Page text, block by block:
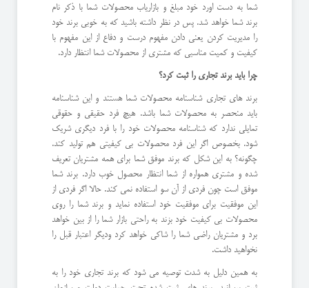
شما به دست اورد خود مبلغ و بازاریاب محصولات شما با ذکر نام
برند شما خواهد شد. پس در نظر داشته باشید که به خوبی برند خود
را مدیریت کردن یعنی دادن مفهوم درست و دفاع از این مفهوم با
کیفیت و کمیت مناسبی که مشتری از محصولات شما انتظار دارد.
چرا باید برند تجاری را ثبت کرد؟
برند های تجاری شناسنامه محصولات شما هستند و این شناسنامه
باید منحصر به محصولات شما باشد. هیچ فرد حقیقی و حقوقی
تمایلی ندارد که شناسنامه محصولات خود را با فرد دیگری شریک
شود. بخصوص اگر این فرد محصولات بی کیفیتی هم تولید کند.
چگونه؟ به این شکل که برند موفق شما برای همه مشتریان تعریف
شده و مشتری همواره از شما انتظار محصول خوب دارد. برند شما
موفق است چون فردی از آن سو استفاده نمی کند. حالا اگر فردی از
این موفقیت برای موفقیت خود استفاده نماید و برند شما را روی
محصولات بی کیفیت خود بزند به راحتی بازار شما را از بین خواهد
برد و مشتریان راضی شما را شاکی خواهد کرد ودیگر اعتبار قبل را
نخواهید داشت.
به همین دلیل به شدت توصیه می شود که برند تجاری خود را به